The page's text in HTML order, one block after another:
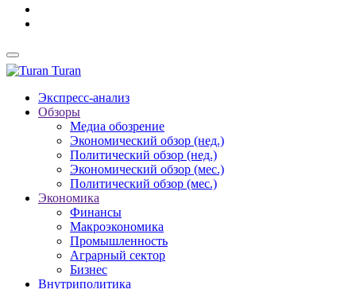
Turan
Экспресс-анализ
Обзоры
Медиа обозрение
Экономический обзор (нед.)
Политический обзор (нед.)
Экономический обзор (мес.)
Политический обзор (мес.)
Экономика
Финансы
Макроэкономика
Промышленность
Аграрный сектор
Бизнес
Внутриполитика